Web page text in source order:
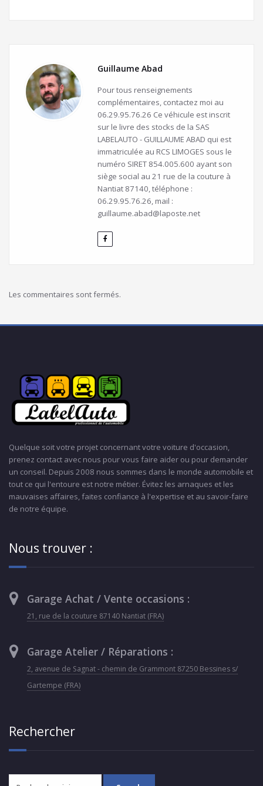
Guillaume Abad
Pour tous renseignements
complémentaires, contactez moi au
06.29.95.76.26 Ce véhicule est inscrit
sur le livre des stocks de la SAS
LABELAUTO - GUILLAUME ABAD qui est
immatriculée au RCS LIMOGES sous le
numéro SIRET 854.005.600 ayant son
siège social au 21 rue de la couture à
Nantiat 87140, téléphone :
06.29.95.76.26, mail :
guillaume.abad@laposte.net
Les commentaires sont fermés.
Quelque soit votre projet concernant votre voiture d'occasion,
prenez contact avec nous pour vous faire aider ou pour demander
un conseil. Depuis 2008 nous sommes dans le monde automobile et
tout ce qui l'entoure est notre métier. Évitez les arnaques et les
mauvaises affaires, faites confiance à l'expertise et au savoir-faire
de notre équipe.
Nous trouver :
Garage Achat / Vente occasions :
21, rue de la couture 87140 Nantiat (FRA)
Garage Atelier / Réparations :
2, avenue de Sagnat - chemin de Grammont 87250 Bessines s/
Gartempe (FRA)
Rechercher